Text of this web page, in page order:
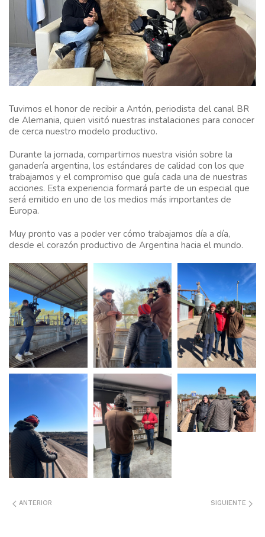
Tuvimos el honor de recibir a Antón, periodista del canal BR
de Alemania, quien visitó nuestras instalaciones para conocer
de cerca nuestro modelo productivo.
Durante la jornada, compartimos nuestra visión sobre la
ganadería argentina, los estándares de calidad con los que
trabajamos y el compromiso que guía cada una de nuestras
acciones. Esta experiencia formará parte de un especial que
será emitido en uno de los medios más importantes de
Europa.
Muy pronto vas a poder ver cómo trabajamos día a día,
desde el corazón productivo de Argentina hacia el mundo.
ANTERIOR SIGUIENTE